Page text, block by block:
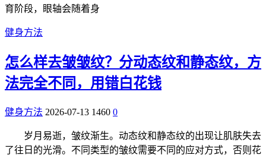
育阶段，眼轴会随着身
健身方法
怎么样去皱皱纹？分动态纹和静态纹，方
法完全不同，用错白花钱
健身方法 2026-07-13 1460 0
岁月易逝，皱纹渐生。动态纹和静态纹的出现让肌肤失去
了往日的光滑。不同类型的皱纹需要不同的应对方式，否则花